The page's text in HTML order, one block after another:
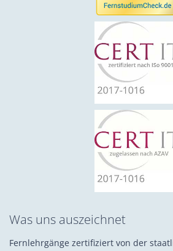
Was uns auszeichnet
Fernlehrgänge zertifiziert von der